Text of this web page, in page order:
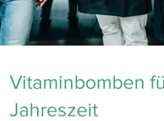
Vitaminbomben
Jahreszeit